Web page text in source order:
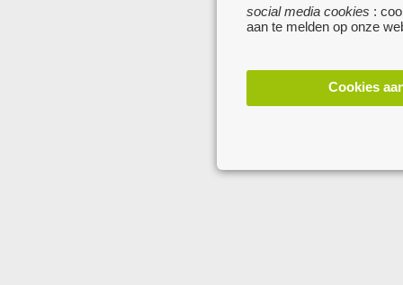
social media cookies :
aan te melden op onze
Cookies